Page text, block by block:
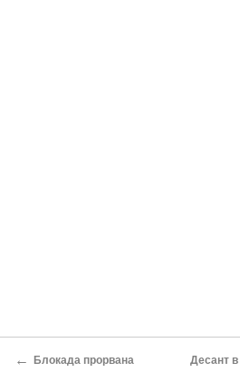
← Блокада прорвана Десант